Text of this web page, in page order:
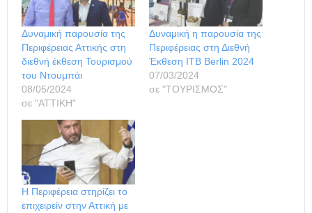
Δυναμική παρουσία της
Περιφέρειας Αττικής στη
διεθνή έκθεση Τουρισμού
του Ντουμπάι
08/05/2024
σε "ΑΤΤΙΚΗ"
Δυναμική η παρουσία της
Περιφέρειας στη Διεθνή
Έκθεση ΙΤΒ Βerlin 2024
07/03/2024
σε "ΤΟΥΡΙΣΜΟΣ"
Η Περιφέρεια στηρίζει το
επιχειρείν στην Αττική με